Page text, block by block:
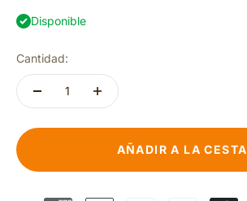
Disponible
Cantidad:
AÑADIR A LA CESTA